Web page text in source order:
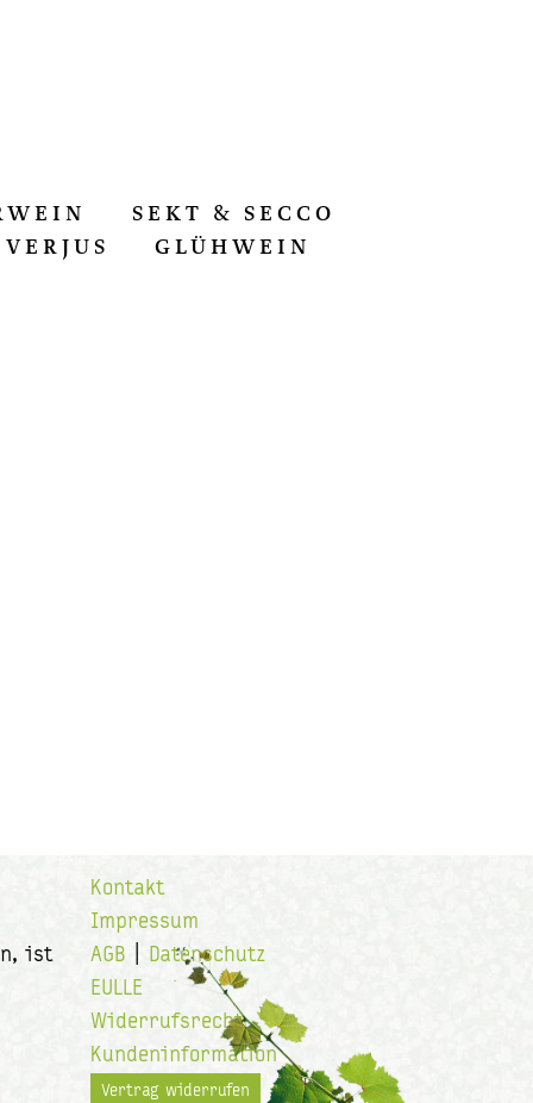
SEKT & SECCO
VERJUS
GLÜHWEIN
ist
Kontakt
Impressum
AGB
Datenschutz
EULLE
Widerrufsrecht
Kundeninformation
Vertrag widerrufen